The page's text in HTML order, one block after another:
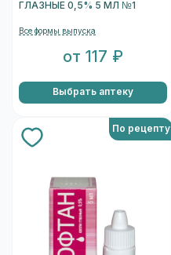
ГЛАЗНЫЕ 0,5% 5 МЛ №1
Все формы выпуска
от 117 ₽
Выбрать аптеку
По рецепту